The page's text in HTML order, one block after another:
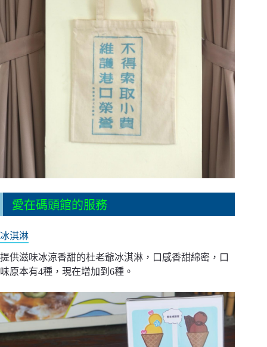
愛在碼頭館的服務
冰淇淋
提供滋味冰涼香甜的杜老爺冰淇淋，口感香甜綿密，口
味原本有4種，現在增加到6種。